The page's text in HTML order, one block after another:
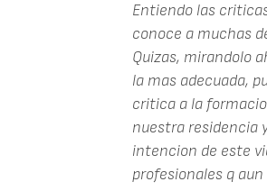
Entiendo las
conoce a muchas
Quizas, mirandolo
la mas adecuada,
critica a la
nuestra residencia
intencion de este
profesionales q